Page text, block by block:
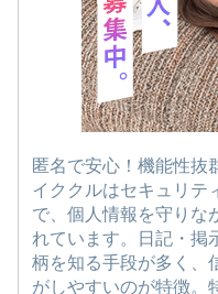
匿名で安心！機能性抜
イククルはセキュリテ
で、個人情報を守りな
れています。日記・掲
柄を知る手段が多く、
がしやすいのが特徴。